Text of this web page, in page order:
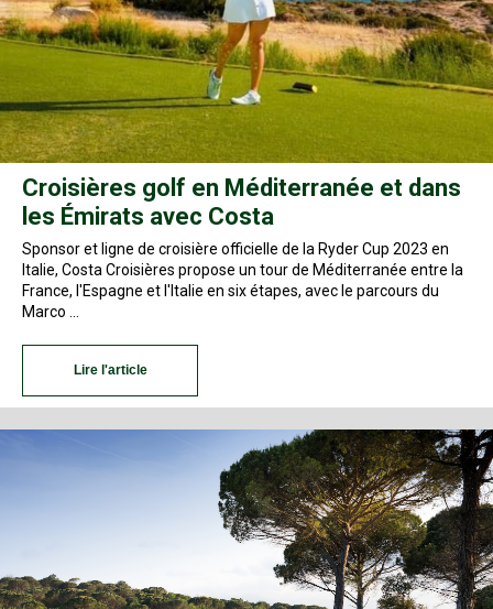
Croisières golf en Méditerranée et dans
les Émirats avec Costa
Sponsor et ligne de croisière officielle de la Ryder Cup 2023 en
Italie, Costa Croisières propose un tour de Méditerranée entre la
France, l'Espagne et l'Italie en six étapes, avec le parcours du
Marco …
Lire l'article